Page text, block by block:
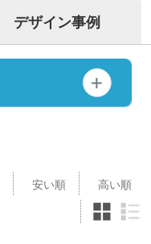
デザイン事例
安い順 高い順